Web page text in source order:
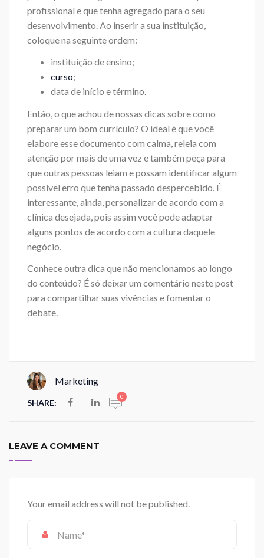
profissional e que tenha agregado para o seu
desenvolvimento. Ao inserir a sua instituição,
coloque na seguinte ordem:
instituição de ensino;
curso;
data de início e término.
Então, o que achou de nossas dicas sobre como
preparar um bom currículo? O ideal é que você
elabore esse documento com calma, releia com
atenção por mais de uma vez e também peça para
que outras pessoas leiam e possam identificar algum
possível erro que tenha passado despercebido. É
interessante, ainda, personalizar de acordo com a
clínica desejada, pois assim você pode adaptar
alguns pontos de acordo com a cultura daquele
negócio.
Conhece outra dica que não mencionamos ao longo
do conteúdo? É só deixar um comentário neste post
para compartilhar suas vivências e fomentar o
debate.
Marketing
SHARE:
0
LEAVE A COMMENT
Your email address will not be published.